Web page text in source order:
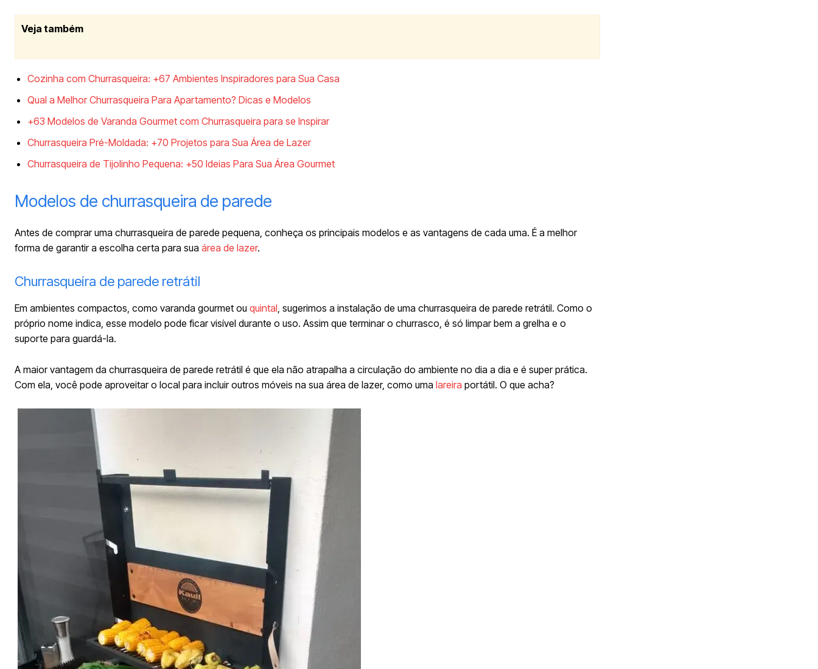
Veja também
Cozinha com Churrasqueira: +67 Ambientes Inspiradores para Sua Casa
Qual a Melhor Churrasqueira Para Apartamento? Dicas e Modelos
+63 Modelos de Varanda Gourmet com Churrasqueira para se Inspirar
Churrasqueira Pré-Moldada: +70 Projetos para Sua Área de Lazer
Churrasqueira de Tijolinho Pequena: +50 Ideias Para Sua Área Gourmet
Modelos de churrasqueira de parede
Antes de comprar uma churrasqueira de parede pequena, conheça os principais modelos e as vantagens de cada uma. É a melhor
forma de garantir a escolha certa para sua área de lazer.
Churrasqueira de parede retrátil
Em ambientes compactos, como varanda gourmet ou quintal, sugerimos a instalação de uma churrasqueira de parede retrátil. Como o
próprio nome indica, esse modelo pode ficar visível durante o uso. Assim que terminar o churrasco, é só limpar bem a grelha e o
suporte para guardá-la.
A maior vantagem da churrasqueira de parede retrátil é que ela não atrapalha a circulação do ambiente no dia a dia e é super prática.
Com ela, você pode aproveitar o local para incluir outros móveis na sua área de lazer, como uma lareira portátil. O que acha?